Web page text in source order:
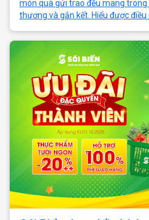
món quà gửi trao đều mang
thương và gắn kết. Hiểu được